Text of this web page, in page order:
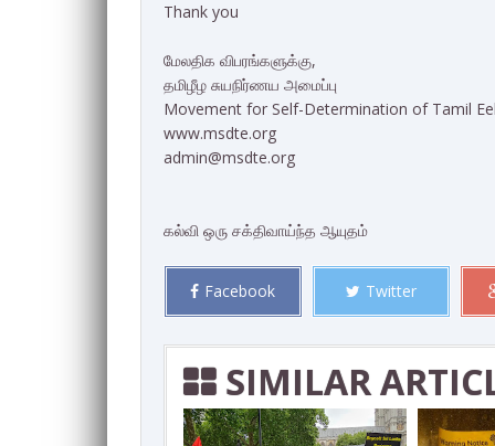
Thank you
மேலதிக விபரங்களுக்கு,
தமிழீழ சுயநிர்ணய அமைப்பு
Movement for Self-Determination of Tamil
www.msdte.org
admin@msdte.org
கல்வி ஒரு சக்திவாய்ந்த ஆயுதம்
Facebook Twitter
SIMILAR